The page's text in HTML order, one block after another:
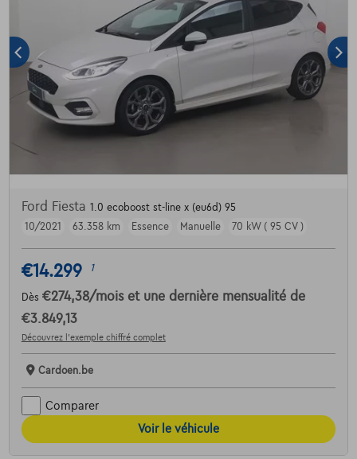
Ford Fiesta 1.0 ecoboost st-line x (eu6d) 95
10/2021
63.358 km Essence Manuelle 70 kW ( 95 CV )
€14.299 1
Dès €274,38/mois et une dernière mensualité de
€3.849,13
Découvrez l’exemple chiffré complet
Cardoen.be
Comparer
Voir le véhicule